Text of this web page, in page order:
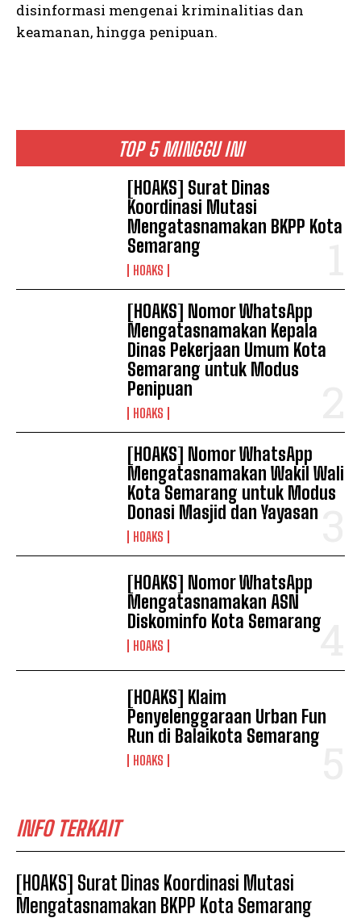
TOP 5 MINGGU INI
[HOAKS] Surat Dinas
Koordinasi Mutasi
Mengatasnamakan BKPP Kota
Semarang
HOAKS
[HOAKS] Nomor WhatsApp
Mengatasnamakan Kepala
Dinas Pekerjaan Umum Kota
Semarang untuk Modus
Penipuan
HOAKS
[HOAKS] Nomor WhatsApp
Mengatasnamakan Wakil Wali
Kota Semarang untuk Modus
Donasi Masjid dan Yayasan
HOAKS
[HOAKS] Nomor WhatsApp
Mengatasnamakan ASN
Diskominfo Kota Semarang
HOAKS
[HOAKS] Klaim
Penyelenggaraan Urban Fun
Run di Balaikota Semarang
HOAKS
INFO TERKAIT
[HOAKS] Surat Dinas Koordinasi Mutasi
Mengatasnamakan BKPP Kota Semarang
disinformasi mengenai kriminalitias dan
keamanan, hingga penipuan.